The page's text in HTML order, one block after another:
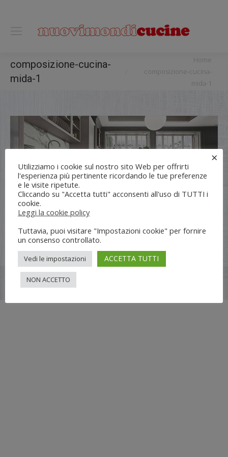
composizione-cucina-
mida-1
Home
composizione-cucina-
mida-1
Flli UNIA s.n.c. | Lungo Dora Voghera 28/d Torino (10122) |
info[at]nuovimondi.com | P.IVA 00715420014
Utilizziamo i cookie sul nostro sito Web per offrirti
l'esperienza più pertinente ricordando le tue preferenze
e le visite ripetute.
Cliccando su "Accetta tutti" acconsenti all'uso di TUTTI i
cookie.
Leggi la cookie policy
×
Tuttavia, puoi visitare "Impostazioni cookie" per fornire
un consenso controllato.
Vedi le impostazioni ACCETTA TUTTI
NON ACCETTO